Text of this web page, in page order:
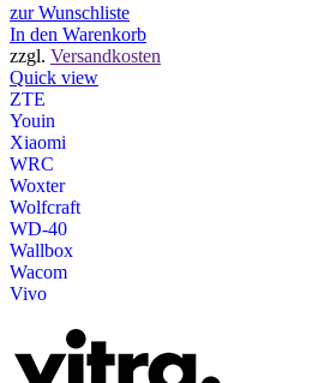
zur Wunschliste
In den Warenkorb
zzgl. Versandkosten
Quick view
ZTE
Youin
Xiaomi
WRC
Woxter
Wolfcraft
WD-40
Wallbox
Wacom
Vivo